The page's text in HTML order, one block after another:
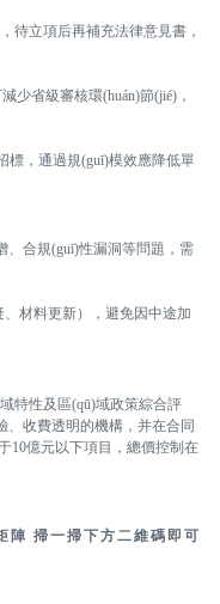
首頁
企業(yè)概況
項后再補充法律意見書，
少省級審核環(huán)節(jié)，
招標，通過規(guī)模效應降低單
、合規(guī)性漏洞等問題，需
材料更新），避免因中途加
域特性及區(qū)域政策綜合評
、收費透明的機構，并在合同
于10億元以下項目，總價控制在
陣 掃一掃下方二維碼即可